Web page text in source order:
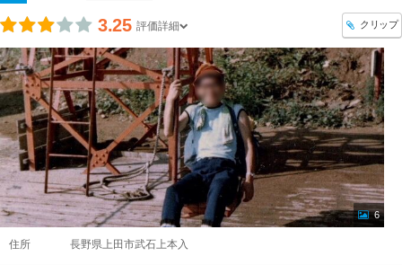
3.25 評価詳細 クリップ
6
住所 長野県上田市武石上本入